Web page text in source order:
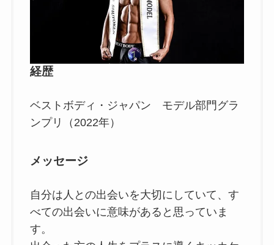
経歴
ベストボディ・ジャパン モデル部門グラ
ンプリ（2022年）
メッセージ
自分は人との出会いを大切にしていて、す
べての出会いに意味があると思っていま
す。